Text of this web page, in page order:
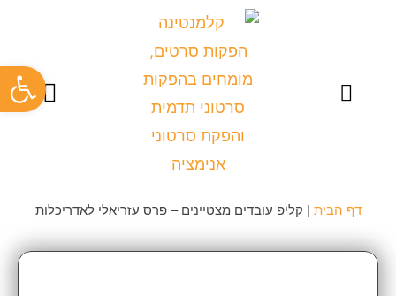
דף הבית | קליפ עובדים מצטיינים – פרס עזריאלי לאדריכלות